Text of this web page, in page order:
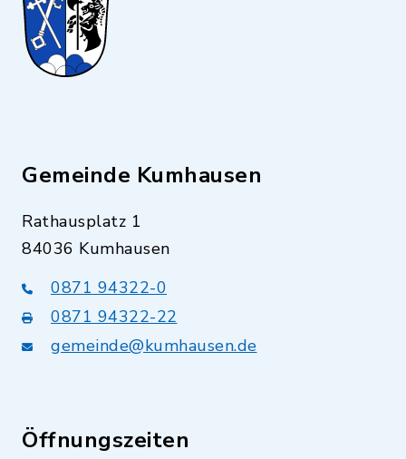
Gemeinde Kumhausen
Rathausplatz 1
84036 Kumhausen
0871 94322-0
0871 94322-22
gemeinde@kumhausen.de
Öffnungszeiten